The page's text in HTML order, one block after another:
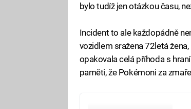
bylo tudíž jen otázkou času,
Incident to ale každopádně
vozidlem sražena 72letá
opakovala celá příhoda s
paměti, že Pokémoni za